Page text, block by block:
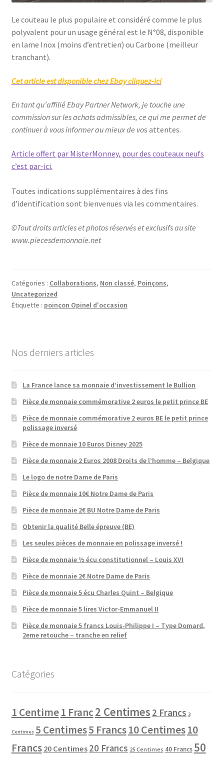
Le couteau le plus populaire et considéré comme le plus
polyvalent pour un usage général est le N°08, disponible
en lame Inox (moins d’entretien) ou Carbone (meilleur
tranchant).
Cet article est disponible chez Ebay cliquez-ici
En tant qu’affilié Ebay Partner Network, je touche une
commission sur les achats admissibles, ce qui me permet de
continuer à vous informer au mieux de vos attentes.
Article offert par MisterMonney, pour des couteaux neufs
c’est par-ici.
Toutes indications supplémentaires à des fins
d’identification sont bienvenues via les commentaires.
©Tout droits articles et photos réservés et exclusifs au site
www.piecesdemonnaie.net
Catégories : Collaborations, Non classé, Poinçons,
Uncategorized
Étiquette : poinçon Opinel d'occasion
Nos derniers articles
La France lance sa monnaie d’investissement le Bullion
Pièce de monnaie commémorative 2 euros le petit prince BE
Pièce de monnaie commémorative 2 euros BE le petit prince
polissage inversé
Pièce de monnaie 10 Euros Disney 2025
Pièce de monnaie 2 Euros 2008 Droits de l’homme – Belgique
Le logo de notre Dame de Paris
Pièce de monnaie 10€ Notre Dame de Paris
Pièce de monnaie 2€ BU Notre Dame de Paris
Obtenir la qualité Belle épreuve (BE)
Les seules pièces de monnaie en polissage inversé !
Pièce de monnaie ½ écu constitutionnel – Louis XVI
Pièce de monnaie 2€ Notre Dame de Paris
Pièce de monnaie 5 écu Charles Quint – Belgique
Pièce de monnaie 5 lires Victor-Emmanuel II
Pièce de monnaie 5 francs Louis-Philippe I – Type Domard,
2eme retouche – tranche en relief
Catégories
1 Centime1 Franc2 Centimes 2 Francs 3
Centimes 5 Centimes5 Francs10 Centimes10
Francs 20 Centimes 20 Francs 25 Centimes 40 Francs 50